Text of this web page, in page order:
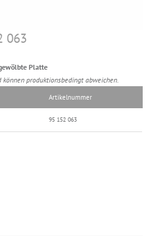
063
Platte
produktionsbedingt abweichen.
Artikelnummer
95 152 063